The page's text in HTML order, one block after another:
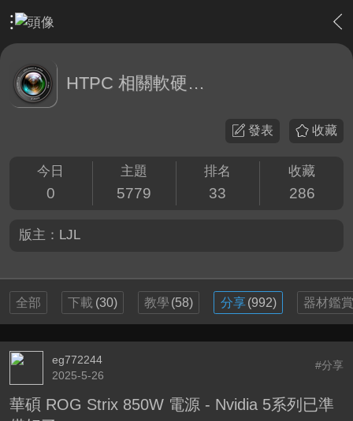
軟硬體相關技術 › HTPC 相關軟硬體技術及運用
HTPC 相關軟硬體技術及運用
收藏
發表
今日
0
主題
5779
排名
33
收藏
286
版主： LJL
全部 下載 (30) 教學 (58) 分享 (992) 器材鑑
eg772244
2025-5-26
#分享
華碩 ROG Strix 850W 電源 - Nvidia 5系列已準